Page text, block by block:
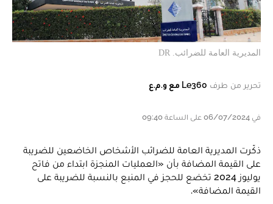
المديرية العامة للضرائب. DR
تحرير من طرف Le360 مع و.م.ع
في 06/07/2024 على الساعة 09:40
ذكّرت المديرية العامة للضرائب الأشخاص الخاضعين للضريبة
على القيمة المضافة بأن «العمليات المنجزة ابتداء من فاتح
يوليوز 2024 تخضع للحجز في المنبع بالنسبة للضريبة على
القيمة المضافة».